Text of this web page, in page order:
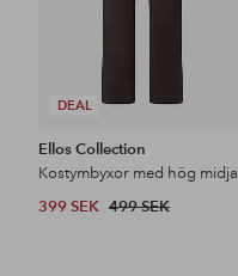
DEAL
Ellos Collection
Kostymbyxor med hög midja
399 SEK 499 SEK